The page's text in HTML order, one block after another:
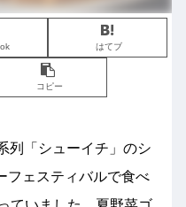
はてブ
コピー
列「シューイチ」のシ
フェスティバルで食べ